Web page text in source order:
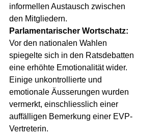
informellen Austausch zwischen
den Mitgliedern.
Parlamentarischer Wortschatz:
Vor den nationalen Wahlen
spiegelte sich in den Ratsdebatten
eine erhöhte Emotionalität wider.
Einige unkontrollierte und
emotionale Äusserungen wurden
vermerkt, einschliesslich einer
auffälligen Bemerkung einer EVP-
Vertreterin.